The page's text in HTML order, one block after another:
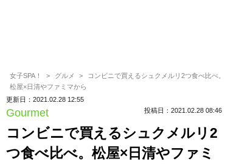
女子SPA！ グルメ
コンビニで買えるシュクメルリ2つ食べ比べ。
松屋×日清やファミマから
更新日：2021.02.28 12:55
Gourmet 投稿日：2021.02.28 08:46
コンビニで買えるシュクメルリ2
つ食べ比べ。松屋×日清やファミ